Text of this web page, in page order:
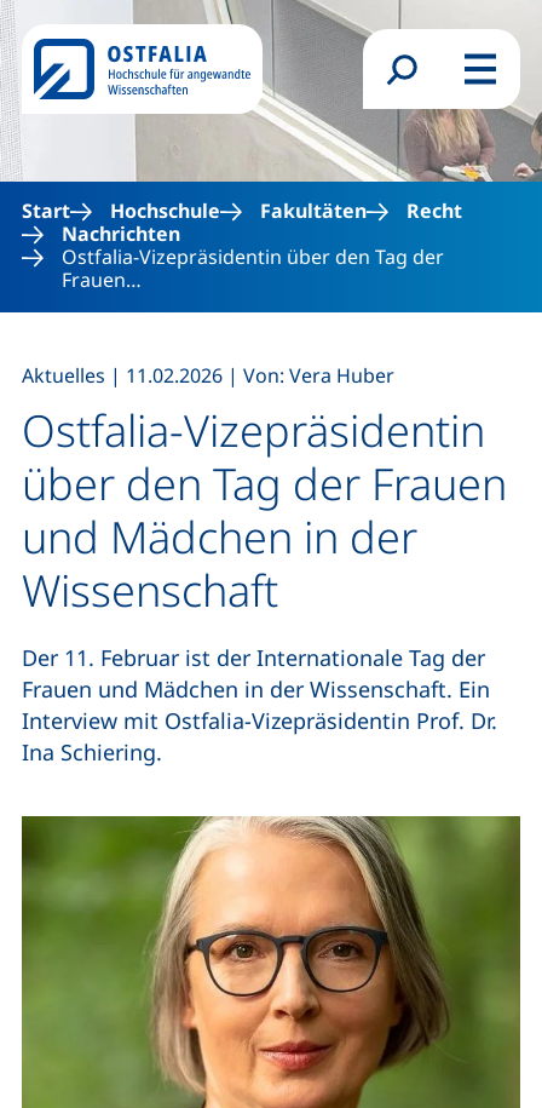
Direkt zum Inhalt
Suchformular
Menü
Start Hochschule Fakultäten
Recht
Nachrichten
Ostfalia-Vizepräsidentin über den Tag der
Frauen…
Ostfalia-Vizepräsidentin
über den Tag der Frauen
und Mädchen in der
Wissenschaft
Aktuelles | 11.02.2026 | Von: Vera Huber
Der 11. Februar ist der Internationale Tag der
Frauen und Mädchen in der Wissenschaft. Ein
Interview mit Ostfalia-Vizepräsidentin Prof. Dr.
Ina Schiering.